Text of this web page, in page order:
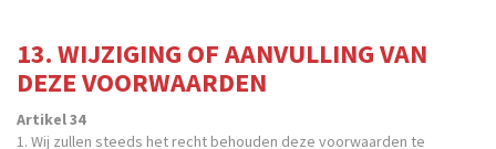
13. WIJZIGING OF AANVULLING VAN
DEZE VOORWAARDEN
Artikel 34
1. Wij zullen steeds het recht behouden deze voorwaarden te